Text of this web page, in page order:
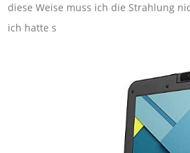
diese Weise muss ich die Strahlung
ich hatte s